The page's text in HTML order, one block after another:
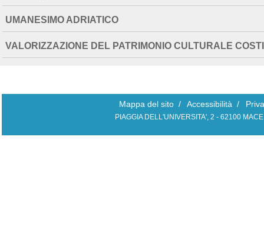
UMANESIMO ADRIATICO
VALORIZZAZIONE DEL PATRIMONIO CULTURALE
Mappa del sito / Accessibilità /
PIAGGIA DELL'UNIVERSITA', 2 - 62100